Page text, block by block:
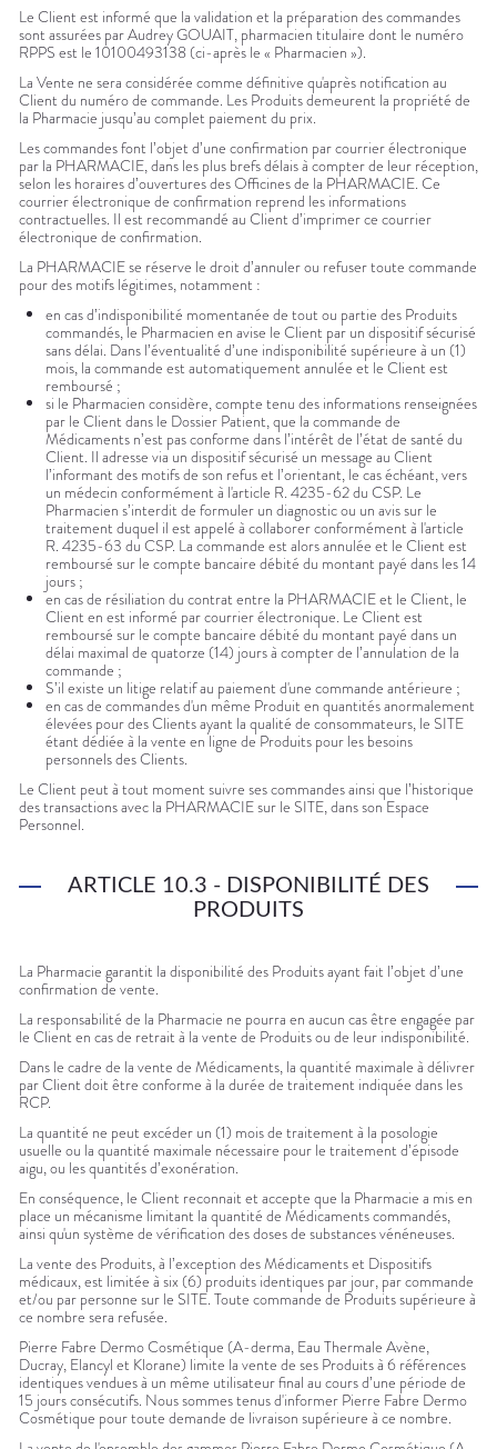
Le Client est informé que la validation et la préparation des commandes
sont assurées par Audrey GOUAIT, pharmacien titulaire dont le numéro
RPPS est le 10100493138 (ci-après le « Pharmacien »).
La Vente ne sera considérée comme définitive qu'après notification au
Client du numéro de commande. Les Produits demeurent la propriété de
la Pharmacie jusqu’au complet paiement du prix.
Les commandes font l’objet d’une confirmation par courrier électronique
par la PHARMACIE, dans les plus brefs délais à compter de leur réception,
selon les horaires d’ouvertures des Officines de la PHARMACIE. Ce
courrier électronique de confirmation reprend les informations
contractuelles. Il est recommandé au Client d’imprimer ce courrier
électronique de confirmation.
La PHARMACIE se réserve le droit d’annuler ou refuser toute commande
pour des motifs légitimes, notamment :
en cas d’indisponibilité momentanée de tout ou partie des Produits
commandés, le Pharmacien en avise le Client par un dispositif sécurisé
sans délai. Dans l’éventualité d’une indisponibilité supérieure à un (1)
mois, la commande est automatiquement annulée et le Client est
remboursé ;
si le Pharmacien considère, compte tenu des informations renseignées
par le Client dans le Dossier Patient, que la commande de
Médicaments n’est pas conforme dans l’intérêt de l’état de santé du
Client. Il adresse via un dispositif sécurisé un message au Client
l’informant des motifs de son refus et l’orientant, le cas échéant, vers
un médecin conformément à l'article R. 4235-62 du CSP. Le
Pharmacien s’interdit de formuler un diagnostic ou un avis sur le
traitement duquel il est appelé à collaborer conformément à l'article
R. 4235-63 du CSP. La commande est alors annulée et le Client est
remboursé sur le compte bancaire débité du montant payé dans les 14
jours ;
en cas de résiliation du contrat entre la PHARMACIE et le Client, le
Client en est informé par courrier électronique. Le Client est
remboursé sur le compte bancaire débité du montant payé dans un
délai maximal de quatorze (14) jours à compter de l’annulation de la
commande ;
S’il existe un litige relatif au paiement d'une commande antérieure ;
en cas de commandes d'un même Produit en quantités anormalement
élevées pour des Clients ayant la qualité de consommateurs, le SITE
étant dédiée à la vente en ligne de Produits pour les besoins
personnels des Clients.
Le Client peut à tout moment suivre ses commandes ainsi que l’historique
des transactions avec la PHARMACIE sur le SITE, dans son Espace
Personnel.
ARTICLE 10.3 - DISPONIBILITÉ DES
PRODUITS
La Pharmacie garantit la disponibilité des Produits ayant fait l’objet d’une
confirmation de vente.
La responsabilité de la Pharmacie ne pourra en aucun cas être engagée par
le Client en cas de retrait à la vente de Produits ou de leur indisponibilité.
Dans le cadre de la vente de Médicaments, la quantité maximale à délivrer
par Client doit être conforme à la durée de traitement indiquée dans les
RCP.
La quantité ne peut excéder un (1) mois de traitement à la posologie
usuelle ou la quantité maximale nécessaire pour le traitement d’épisode
aigu, ou les quantités d’exonération.
En conséquence, le Client reconnait et accepte que la Pharmacie a mis en
place un mécanisme limitant la quantité de Médicaments commandés,
ainsi qu'un système de vérification des doses de substances vénéneuses.
La vente des Produits, à l’exception des Médicaments et Dispositifs
médicaux, est limitée à six (6) produits identiques par jour, par commande
et/ou par personne sur le SITE. Toute commande de Produits supérieure à
ce nombre sera refusée.
Pierre Fabre Dermo Cosmétique (A-derma, Eau Thermale Avène,
Ducray, Elancyl et Klorane) limite la vente de ses Produits à 6 références
identiques vendues à un même utilisateur final au cours d’une période de
15 jours consécutifs. Nous sommes tenus d'informer Pierre Fabre Dermo
Cosmétique pour toute demande de livraison supérieure à ce nombre.